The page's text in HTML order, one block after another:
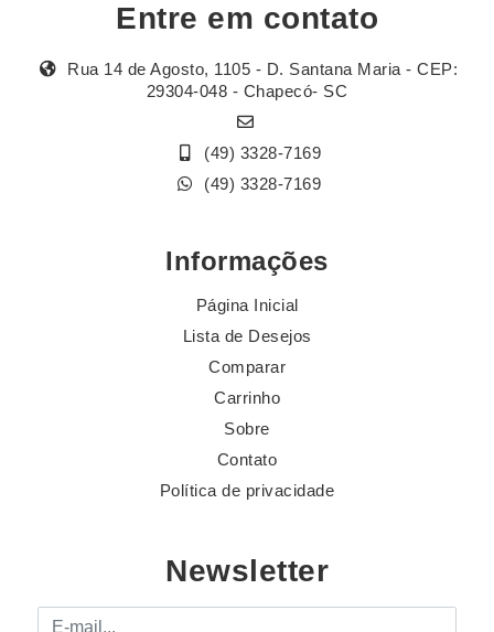
Entre em contato
Rua 14 de Agosto, 1105 - D. Santana Maria - CEP:
29304-048 - Chapecó- SC
(49) 3328-7169
(49) 3328-7169
Informações
Página Inicial
Lista de Desejos
Comparar
Carrinho
Sobre
Contato
Política de privacidade
Newsletter
E-mail